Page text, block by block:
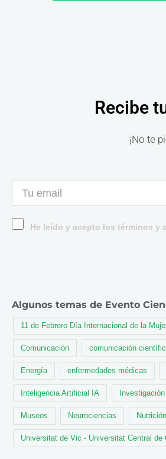
Recibe
¡No te
He leído y acepto los términos y
Algunos temas de Evento
11 de Febrero Día Internacional de la
Comunicación comunicación
Energía enfermedades médicas
Inteligencia Artificial IA Investigación
Museos Neurociencias Nutrición
Universitat de Vic - Universitat Central de